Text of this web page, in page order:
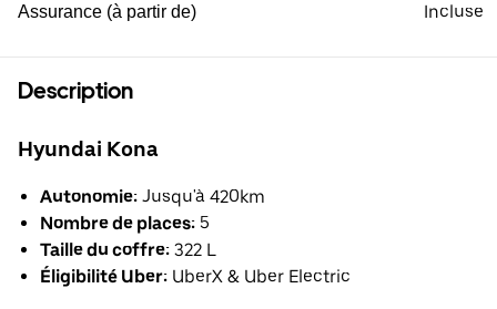
Assurance (à partir de) Incluse
Description
Hyundai Kona
Autonomie: Jusqu'à 420km
Nombre de places: 5
Taille du coffre: 322 L
Éligibilité Uber: UberX & Uber Electric